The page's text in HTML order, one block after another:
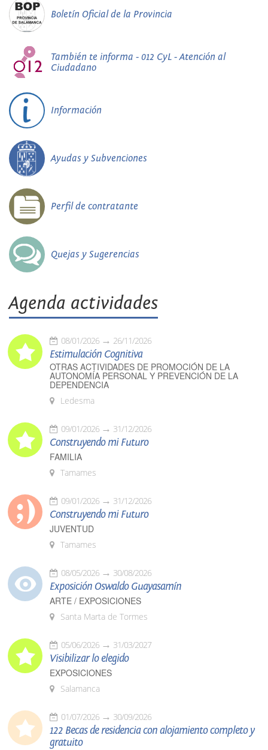
Boletín Oficial de la Provincia
También te informa - 012 CyL - Atención al
Ciudadano
Información
Ayudas y Subvenciones
Perfil de contratante
Quejas y Sugerencias
Agenda actividades
08/01/2026 26/11/2026
Estimulación Cognitiva
OTRAS ACTIVIDADES DE PROMOCIÓN DE LA
AUTONOMÍA PERSONAL Y PREVENCIÓN DE LA
DEPENDENCIA
Ledesma
09/01/2026 31/12/2026
Construyendo mi Futuro
FAMILIA
Tamames
09/01/2026 31/12/2026
Construyendo mi Futuro
JUVENTUD
Tamames
08/05/2026 30/08/2026
Exposición Oswaldo Guayasamín
ARTE / EXPOSICIONES
Santa Marta de Tormes
05/06/2026 31/03/2027
Visibilizar lo elegido
EXPOSICIONES
Salamanca
01/07/2026 30/09/2026
122 Becas de residencia con alojamiento completo y
gratuito